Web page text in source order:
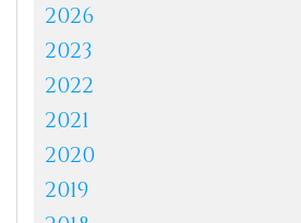
2026
2023
2022
2021
2020
2019